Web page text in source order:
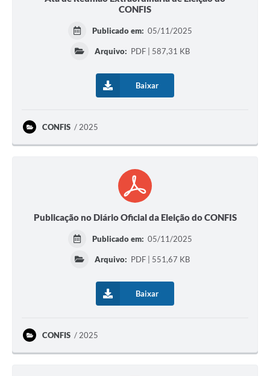
CONFIS
Publicado em: 05/11/2025
Arquivo: PDF | 587,31 KB
Baixar
CONFIS 2025
Publicação no Diário Oficial da Eleição do CONFIS
Publicado em: 05/11/2025
Arquivo: PDF | 551,67 KB
Baixar
CONFIS 2025